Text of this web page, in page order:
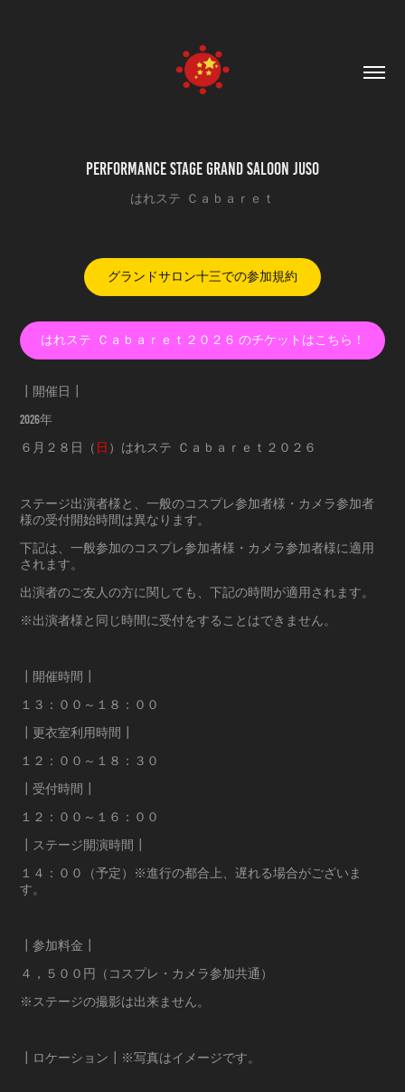
PERFORMANCE STAGE GRAND SALOON JUSO
はれステ Ｃａｂａｒｅｔ
グランドサロン十三での参加規約
はれステ Ｃａｂａｒｅｔ２０２６ のチケットはこちら！
┃開催日┃
2026年
６月２８日（ 日 ）はれステ Ｃａｂａｒｅｔ２０２６
ステージ出演者様と、一般のコスプレ参加者様・カメラ参加者
様の受付開始時間は異なります。
下記は、一般参加のコスプレ参加者様・カメラ参加者様に適用
されます。
出演者のご友人の方に関しても、下記の時間が適用されます。
※出演者様と同じ時間に受付をすることはできません。
┃開催時間┃
１３：００～１８：００
┃更衣室利用時間┃
１２：００～１８：３０
┃受付時間┃
１２：００～１６：００
┃ステージ開演時間┃
１４：００（予定）※進行の都合上、遅れる場合がございま
す。
┃参加料金┃
４，５００円（コスプレ・カメラ参加共通）
※ステージの撮影は出来ません。
┃ロケーション┃※写真はイメージです。